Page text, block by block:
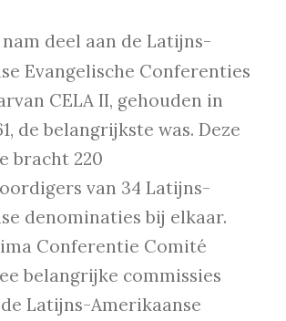
nam deel aan de Latijns-
Evangelische Conferenties
CELA II, gehouden in
de belangrijkste was. Deze
bracht 220
van 34 Latijns-
denominaties bij elkaar.
Conferentie Comité
belangrijke commissies
Latijns-Amerikaanse